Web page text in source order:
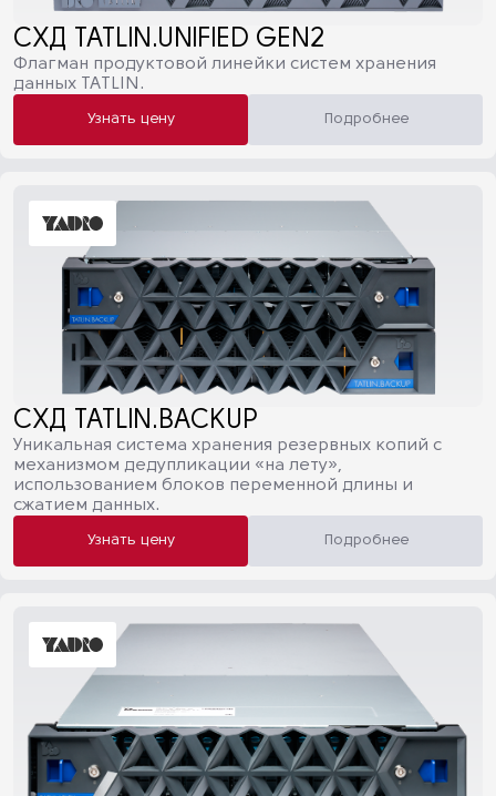
СХД TATLIN.UNIFIED GEN2
Флагман продуктовой линейки систем хранения
данных TATLIN.
Узнать цену Подробнее
СХД TATLIN.BACKUP
Уникальная система хранения резервных копий с
механизмом дедупликации «на лету»,
использованием блоков переменной длины и
сжатием данных.
Узнать цену Подробнее